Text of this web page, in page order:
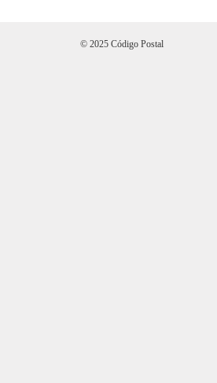
© 2025 Código Postal